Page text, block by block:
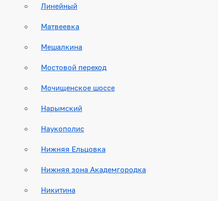
Линейный
Матвеевка
Мешалкина
Мостовой переход
Мочищенское шоссе
Нарымский
Наукополис
Нижняя Ельцовка
Нижняя зона Академгородка
Никитина